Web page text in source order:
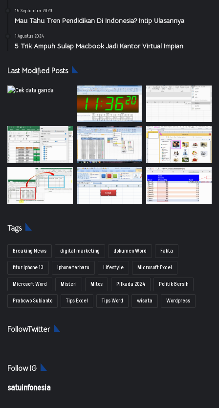
15 September 2023
Mau Tahu Tren Pendidikan Di Indonesia? Intip Ulasannya
1 Agustus 2024
5 Trik Ampuh Sulap Macbook Jadi Kantor Virtual Impian
Last Modified Posts
Tags
Breaking News digital marketing dokumen Word
Fakta
fitur iphone 13
iphone terbaru Lifestyle
Microsoft Excel
Microsoft Word
Misteri Mitos Pilkada 2024
Politik Bersih
Prabowo Subianto
Tips Excel Tips Word wisata Wordpress
FollowTwitter
Follow IG
satuinfonesia